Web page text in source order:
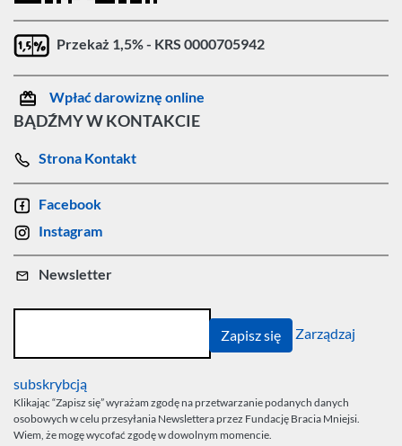
Przekaż 1,5% - KRS 0000705942
Wpłać darowiznę online
BĄDŹMY W KONTAKCIE
Strona Kontakt
Facebook
Instagram
Newsletter
Zarządzaj
subskrybcją
Klikając “Zapisz się” wyrażam zgodę na przetwarzanie podanych danych
osobowych w celu przesyłania Newslettera przez Fundację Bracia Mniejsi.
Wiem, że mogę wycofać zgodę w dowolnym momencie.